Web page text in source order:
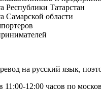
Республики Татарстан
Самарской области
на русский язык,
11:00-12:00 часов по